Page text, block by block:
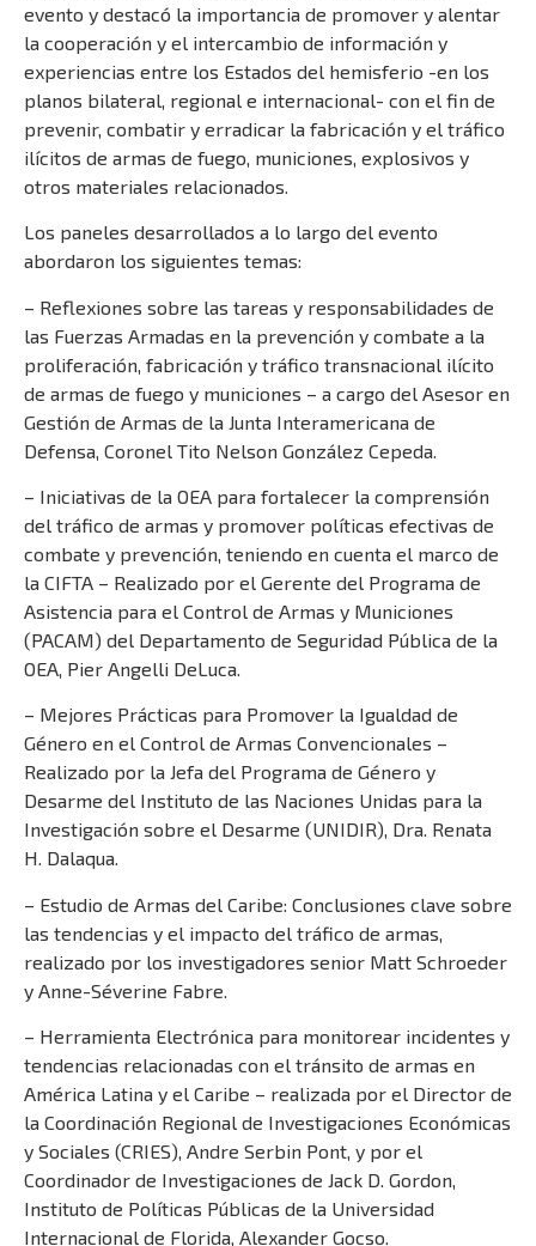
evento y destacó la importancia de promover y alentar
la cooperación y el intercambio de información y
experiencias entre los Estados del hemisferio -en los
planos bilateral, regional e internacional- con el fin de
prevenir, combatir y erradicar la fabricación y el tráfico
ilícitos de armas de fuego, municiones, explosivos y
otros materiales relacionados.
Los paneles desarrollados a lo largo del evento
abordaron los siguientes temas:
– Reflexiones sobre las tareas y responsabilidades de
las Fuerzas Armadas en la prevención y combate a la
proliferación, fabricación y tráfico transnacional ilícito
de armas de fuego y municiones – a cargo del Asesor en
Gestión de Armas de la Junta Interamericana de
Defensa, Coronel Tito Nelson González Cepeda.
– Iniciativas de la OEA para fortalecer la comprensión
del tráfico de armas y promover políticas efectivas de
combate y prevención, teniendo en cuenta el marco de
la CIFTA – Realizado por el Gerente del Programa de
Asistencia para el Control de Armas y Municiones
(PACAM) del Departamento de Seguridad Pública de la
OEA, Pier Angelli DeLuca.
– Mejores Prácticas para Promover la Igualdad de
Género en el Control de Armas Convencionales –
Realizado por la Jefa del Programa de Género y
Desarme del Instituto de las Naciones Unidas para la
Investigación sobre el Desarme (UNIDIR), Dra. Renata
H. Dalaqua.
– Estudio de Armas del Caribe: Conclusiones clave sobre
las tendencias y el impacto del tráfico de armas,
realizado por los investigadores senior Matt Schroeder
y Anne-Séverine Fabre.
– Herramienta Electrónica para monitorear incidentes y
tendencias relacionadas con el tránsito de armas en
América Latina y el Caribe – realizada por el Director de
la Coordinación Regional de Investigaciones Económicas
y Sociales (CRIES), Andre Serbin Pont, y por el
Coordinador de Investigaciones de Jack D. Gordon,
Instituto de Políticas Públicas de la Universidad
Internacional de Florida, Alexander Gocso.